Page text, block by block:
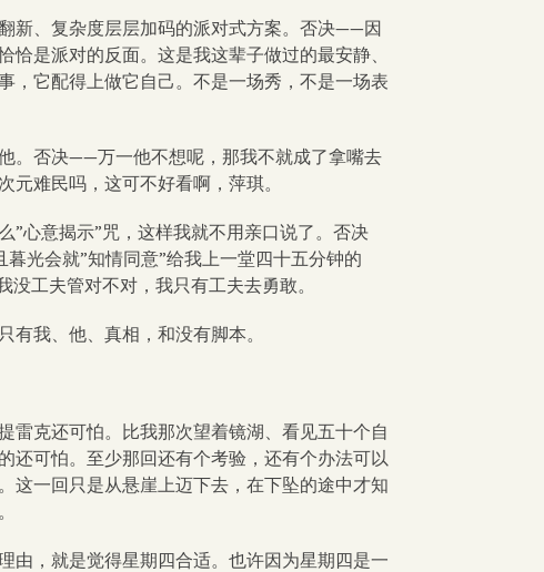
新、复杂度层层加码的派对式方案。否决——因
恰是派对的反面。这是我这辈子做过的最安静、
，它配得上做它自己。不是一场秀，不是一场表
。否决——万一他不想呢，那我不就成了拿嘴去
元难民吗，这可不好看啊，萍琪。
”心意揭示”咒，这样我就不用亲口说了。否决
光会就”知情同意”给我上一堂四十五分钟的
没工夫管对不对，我只有工夫去勇敢。
有我、他、真相，和没有脚本。
雷克还可怕。比我那次望着镜湖、看见五十个自
还可怕。至少那回还有个考验，还有个办法可以
这一回只是从悬崖上迈下去，在下坠的途中才知
由，就是觉得星期四合适。也许因为星期四是一